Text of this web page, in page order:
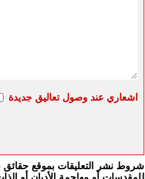
اشعاري عند وصول تعاليق جديدة
شروط نشر التعليقات بموقع